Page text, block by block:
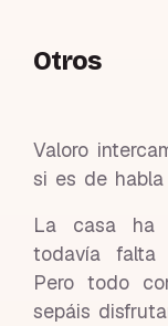
Otros
Valoro
si es de
La casa ha
todavía falta
Pero todo
sepáis